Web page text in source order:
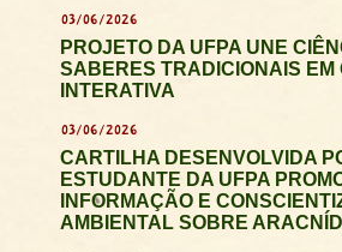
03/06/2026
PROJETO DA UFPA UNE
SABERES TRADICIONAIS EM
INTERATIVA
03/06/2026
CARTILHA DESENVOLVIDA
ESTUDANTE DA UFPA
INFORMAÇÃO E
AMBIENTAL SOBRE